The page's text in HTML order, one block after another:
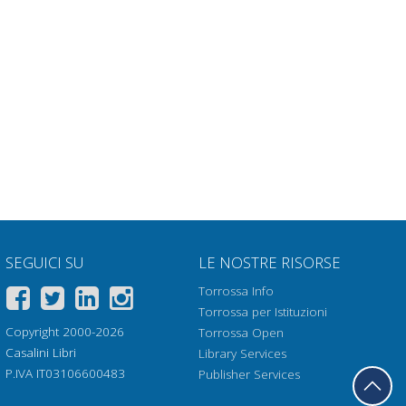
SEGUICI SU
Copyright 2000-2026
Casalini Libri
P.IVA IT03106600483
LE NOSTRE RISORSE
Torrossa Info
Torrossa per Istituzioni
Torrossa Open
Library Services
Publisher Services